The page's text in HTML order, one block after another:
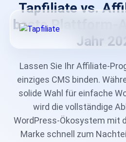
Tapfiliate vs.
beste Plattform-
Jahr
Lassen Sie Ihr Affiliate-
einziges CMS binden.
solide Wahl für einfache
wird die vollständige
WordPress-Ökosystem mit
Marke schnell zum